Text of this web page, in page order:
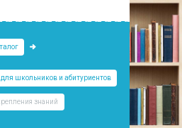
школьников и абитуриентов
знаний